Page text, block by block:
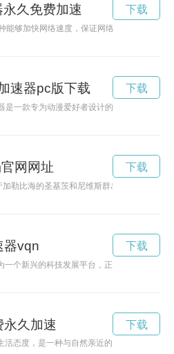
久免费加速
能够加快网络速度，保证网络连接稳定并提
下载
速器pc版下载
是一款专为动漫爱好者设计的网络加速工具
下载
网网址
加勒比海的圣基茨和尼维斯群岛上的主要机
下载
器vqn
一个新兴的科技发展平台，正以其独特的模
下载
久加速
活态度，是一种与自然亲近的方式。在繁忙
下载